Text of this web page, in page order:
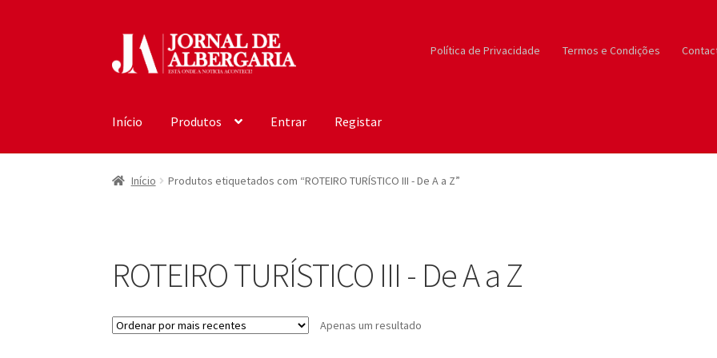
para
Saltar
para
Política de Privacidade Termos e Condições
Início Produtos Entrar Registar
Início Produtos etiquetados com “ROTEIRO TURÍSTICO III - De A a Z”
ROTEIRO TURÍSTICO III - De A a Z
Apenas um resultado